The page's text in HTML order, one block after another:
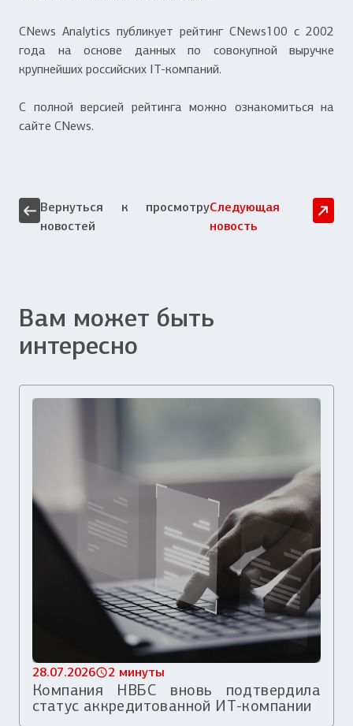
CNews Analytics публикует рейтинг CNews100 с 2002
года на основе данных по совокупной выручке
крупнейших российских IT-компаний.
С полной версией рейтинга можно ознакомиться на
сайте CNews.
Вернуться к просмотру
новостей
Следующая
новость
Вам может быть
интересно
28.07.2026 2 минуты
Компания НВБС вновь подтвердила
статус аккредитованной ИТ-компании